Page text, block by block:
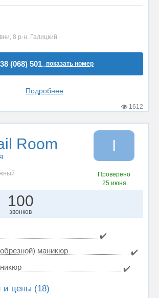
8 р-н. Галицкий
(068) 501..показать номер
Подробнее
1612
Room I
Проверено
25 июня
100
звонков
✔️
маникюр
✔️
✔️
и цены (18)